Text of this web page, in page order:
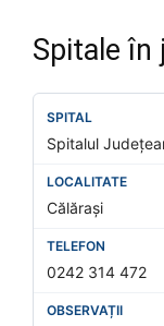
Spitale în
Spitalul
Călărași
0242 314 472